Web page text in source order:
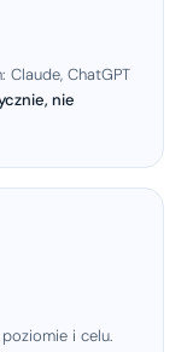
Claude, ChatGPT
nie
i celu.